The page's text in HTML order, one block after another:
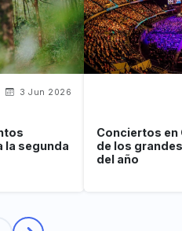
3 Jun 2026
la segunda
Conciertos en
de los
del año